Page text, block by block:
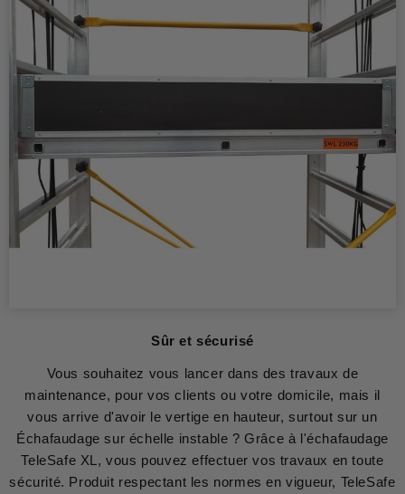
Sûr et sécurisé
Vous souhaitez vous lancer dans des travaux de
maintenance, pour vos clients ou votre domicile, mais il
vous arrive d'avoir le vertige en hauteur, surtout sur un
Échafaudage sur échelle instable ? Grâce à l'échafaudage
TeleSafe XL, vous pouvez effectuer vos travaux en toute
sécurité. Produit respectant les normes en vigueur, TeleSafe